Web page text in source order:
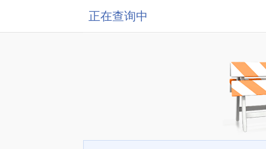
正在查询中